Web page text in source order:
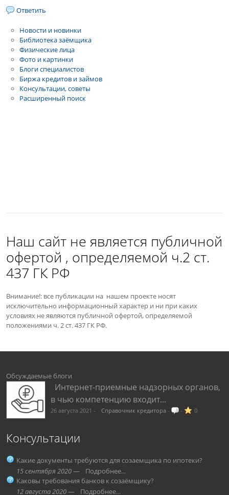
Ответить
Новости и новинки
Библиотека заёмщика
Физические лица
Фото и картинки
Блоги специалистов
Биржа кредитов и займов
Консультации, советы
Расширенный поиск
Наш сайт не является публичной
офертой , определяемой ч.2 ст.
437 ГК РФ
Внимание!: все публикации на нашем проекте носят
исключительно информационный характер и ни при каких
условиях не являются публичной офертой, определяемой
положениями ч. 2 ст. 437 ГК РФ.
Обсуждаемые блоги
Интернет-приемные надзорных органов,
в чью компетенцию входит...
26 августа 2021 - Справочник кредитора - 1 - 0
Консультации
Какие документы требуются для созаемщика по ипотеки?
15 сентября 2020—
Подробнее...
Каковы требования банков к созаёмщику?
12 августа 2020— Подробнее...